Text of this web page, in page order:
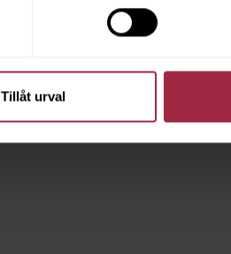
Tillåt urval